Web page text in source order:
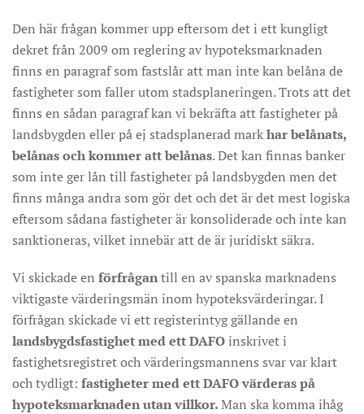
Den här frågan kommer upp eftersom det i ett kungligt
dekret från 2009 om reglering av hypoteksmarknaden
finns en paragraf som fastslår att man inte kan belåna de
fastigheter som faller utom stadsplaneringen. Trots att det
finns en sådan paragraf kan vi bekräfta att fastigheter på
landsbygden eller på ej stadsplanerad markhar belånats,
belånas och kommer att belånas. Det kan finnas banker
som inte ger lån till fastigheter på landsbygden men det
finns många andra som gör det och det är det mest logiska
eftersom sådana fastigheter är konsoliderade och inte kan
sanktioneras, vilket innebär att de är juridiskt säkra.
Vi skickade en förfrågantill en av spanska marknadens
viktigaste värderingsmän inom hypoteksvärderingar. I
förfrågan skickade vi ett registerintyg gällande en
landsbygdsfastighet med ett DAFOinskrivet i
fastighetsregistret och värderingsmannens svar var klart
och tydligt: fastigheter med ett DAFO värderas på
hypoteksmarknaden utan villkor.Man ska komma ihåg